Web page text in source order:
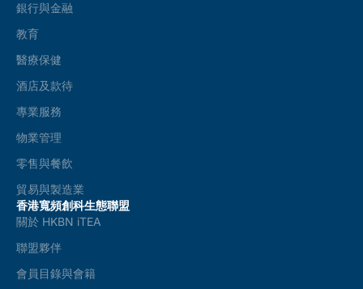
銀行與金融
教育
醫療保健
酒店及款待
專業服務
物業管理
零售與餐飲
貿易與製造業
香港寬頻創科生態聯盟
關於 HKBN iTEA
聯盟夥伴
會員目錄與會籍